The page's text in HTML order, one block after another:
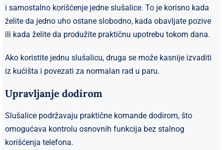
i samostalno korišćenje jedne slušalice. To je korisno kada
želite da jedno uho ostane slobodno, kada obavljate pozive
ili kada želite da produžite praktičnu upotrebu tokom dana.
Ako koristite jednu slušalicu, druga se može kasnije izvaditi
iz kućišta i povezati za normalan rad u paru.
Upravljanje dodirom
Slušalice podržavaju praktične komande dodirom, što
omogućava kontrolu osnovnih funkcija bez stalnog
korišćenja telefona.